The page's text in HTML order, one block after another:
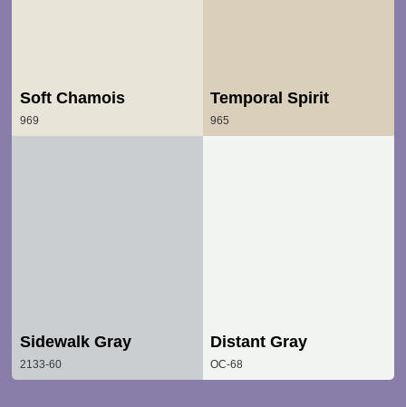
Soft Chamois
969
Temporal Spirit
965
Sidewalk Gray
2133-60
Distant Gray
OC-68